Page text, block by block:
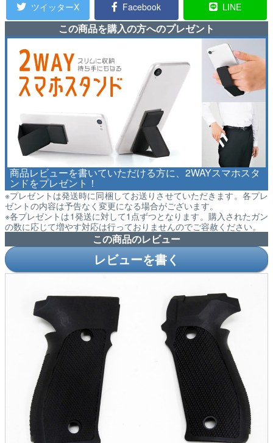
ツイッターX
Facebook LINE
この商品を購入の方へのプレゼント
商品レビューを書いていただける方に、2WAYスマホスタ
ンドをプレゼント！
※プレゼントは発送時に同梱してお送りさせていただきます。各プレ
ゼントの内容は予告なく変更になる場合がございます。
※各プレゼントは1発送に対して1点ずつとなります。購入されたガン
の数に応じて増やす対応は行っておりませんのでご容赦ください。
この商品のレビュー
レビューを書く